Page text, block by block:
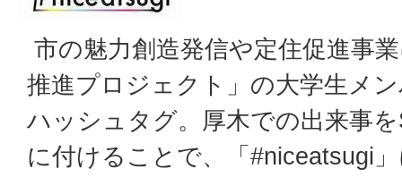
市の魅力創造発信や定住促進事
推進プロジェクト」の大学生メ
ハッシュタグ。厚木での出来事
に付けることで、「#niceatsugi